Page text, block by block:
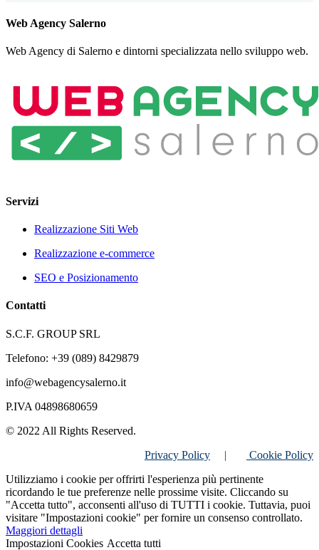
Web Agency Salerno
Web Agency di Salerno e dintorni specializzata nello sviluppo web.
Servizi
Realizzazione Siti Web
Realizzazione e-commerce
SEO e Posizionamento
Contatti
S.C.F. GROUP SRL
Telefono: +39 (089) 8429879
info@webagencysalerno.it
P.IVA 04898680659
© 2022 All Rights Reserved.
Privacy Policy |
Cookie Policy
Utilizziamo i cookie per offrirti l'esperienza più pertinente
ricordando le tue preferenze nelle prossime visite. Cliccando su
"Accetta tutto", acconsenti all'uso di TUTTI i cookie. Tuttavia, puoi
visitare "Impostazioni cookie" per fornire un consenso controllato.
Maggiori dettagli
Impostazioni Cookies Accetta tutti